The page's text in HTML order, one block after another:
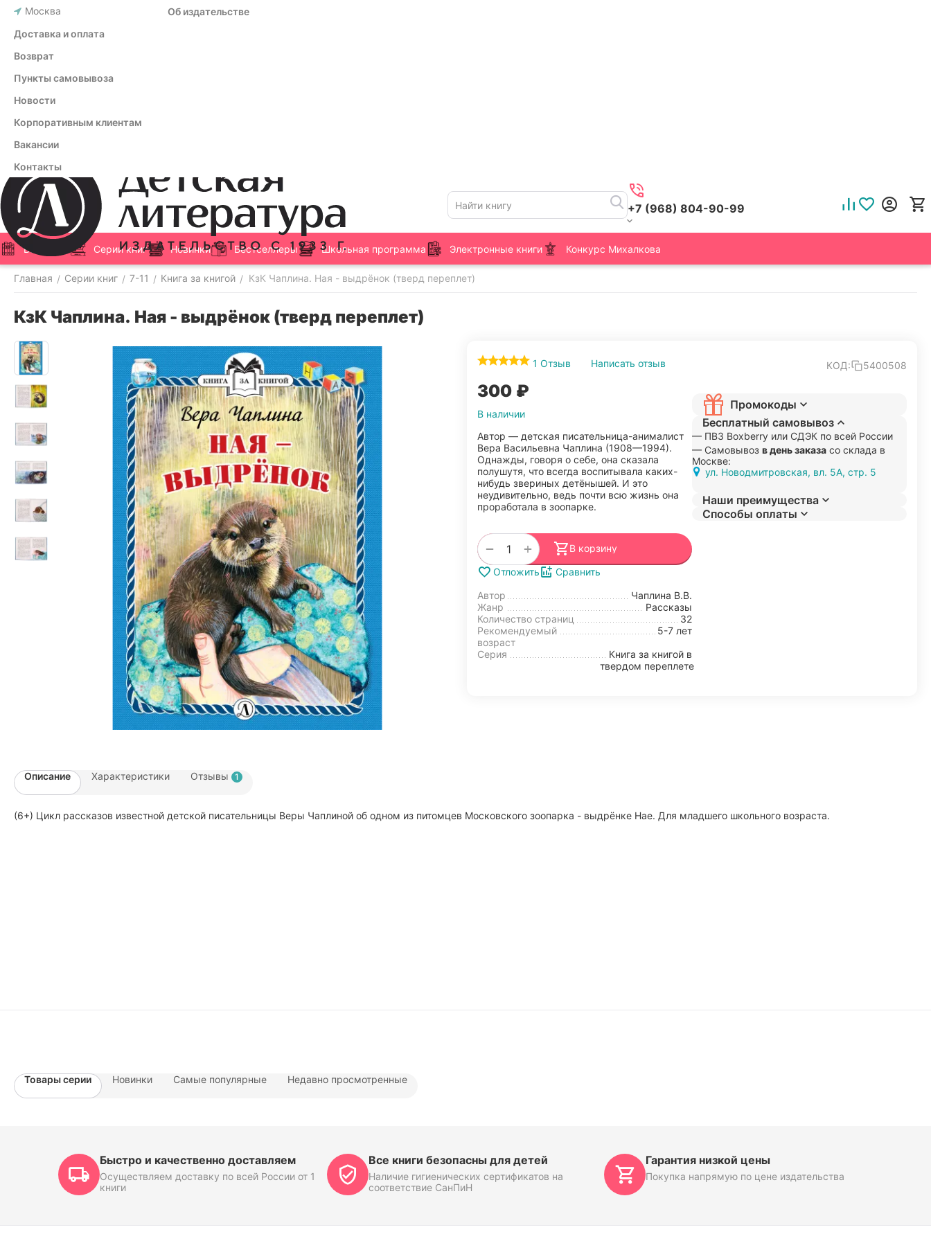
Москва
Об издательстве
Доставка и оплата
Возврат
Пункты самовывоза
Новости
Корпоративным клиентам
Вакансии
Контакты
+7 (968) 804-90-99
Все книги Серии книг Новинки Бестселлеры Школьная программа Электронные книги Конкурс Михалкова
Главная / Серии книг / 7-11 / Книга за книгой / КзК Чаплина. Ная - выдрёнок (тверд переплет)
КзК Чаплина. Ная - выдрёнок (тверд переплет)
1 Отзыв Написать отзыв КОД: 5400508
‍300‍ ₽
В наличии
Автор — детская писательница-анималист
Вера Васильевна Чаплина (1908—1994).
Однажды, говоря о себе, она сказала
полушутя, что всегда воспитывала каких-
нибудь звериных детёнышей. И это
неудивительно, ведь почти всю жизнь она
проработала в зоопарке.
+
−
В корзину
Отложить
Сравнить
Автор
Чаплина В.В.
Жанр
Рассказы
Количество страниц
32
Рекомендуемый
возраст
5-7 лет
Серия
Книга за книгой в
твердом переплете
Промокоды
Бесплатный самовывоз
— ПВЗ Boxberry или СДЭК по всей России
— Самовывоз в день заказа со склада в
Москве:
ул. Новодмитровская, вл. 5А, стр. 5
Наши преимущества
Способы оплаты
Описание Характеристики Отзывы 1
(6+) Цикл рассказов известной детской писательницы Веры Чаплиной об одном из питомцев Московского зоопарка - выдрёнке Нае. Для младшего школьного возраста.
Товары серии Новинки Самые популярные Недавно просмотренные
Быстро и качественно доставляем
Осуществляем доставку по всей России от 1
книги
Все книги безопасны для детей
Наличие гигиенических сертификатов на
соответствие СанПиН
Гарантия низкой цены
Покупка напрямую по цене издательства